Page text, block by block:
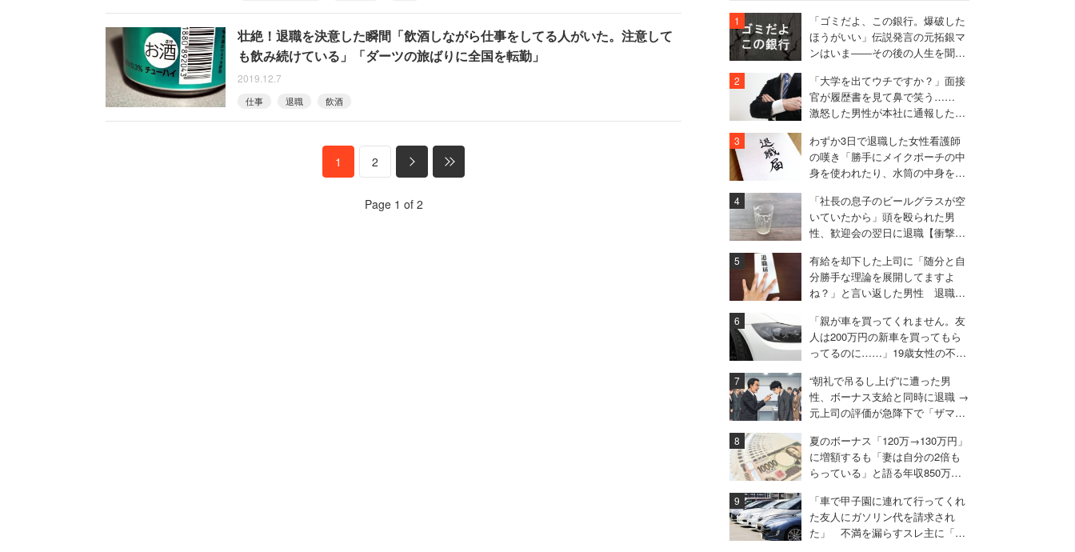
壮絶！退職を決意した瞬間「飲酒しながら仕事をしてる人がいた。注意して
も飲み続けている」「ダーツの旅ばりに全国を転勤」
2019.12.7
仕事 退職 飲酒
1 2
Page 1 of 2
「ゴミだよ、この銀行。爆破した
ほうがいい」伝説発言の元拓銀マ
ンはいま――その後の人生を聞い
「大学を出てウチですか？」面接
官が履歴書を見て鼻で笑う……
激怒した男性が本社に通報した結
わずか3日で退職した女性看護師
の嘆き「勝手にメイクポーチの中
身を使われたり、水筒の中身を捨
「社長の息子のビールグラスが空
いていたから」頭を殴られた男
性、歓迎会の翌日に退職【衝撃エ
有給を却下した上司に「随分と自
分勝手な理論を展開してますよ
ね？」と言い返した男性 退職届
「親が車を買ってくれません。友
人は200万円の新車を買ってもら
ってるのに……」19歳女性の不満
“朝礼で吊るし上げ”に遭った男
性、ボーナス支給と同時に退職 →
元上司の評価が急降下で「ザマア
夏のボーナス「120万→130万円」
に増額するも「妻は自分の2倍も
らっている」と語る年収850万円
「車で甲子園に連れて行ってくれ
た友人にガソリン代を請求され
た」 不満を漏らすスレ主に「言